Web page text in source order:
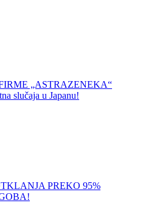
„ASTRAZENEKA“
slučaja u Japanu!
PREKO 95%